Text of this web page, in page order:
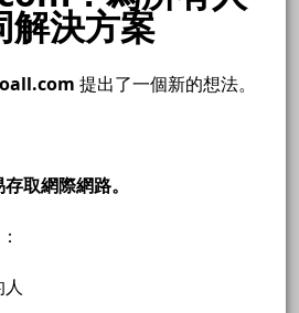
解決方案
提出了一個新的想法。
取網際網路。